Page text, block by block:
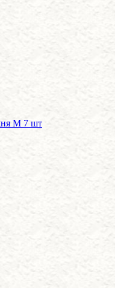
M 7 шт